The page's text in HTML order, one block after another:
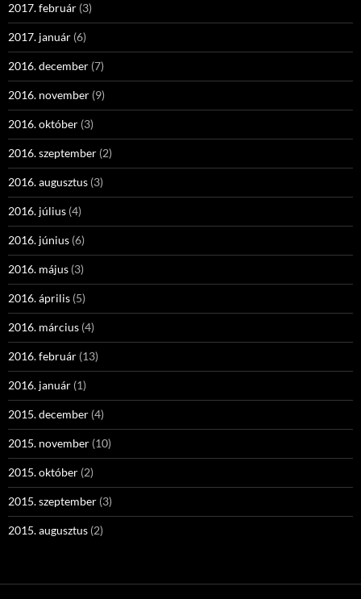
2017. február (3)
2017. január (6)
2016. december (7)
2016. november (9)
2016. október (3)
2016. szeptember (2)
2016. augusztus (3)
2016. július (4)
2016. június (6)
2016. május (3)
2016. április (5)
2016. március (4)
2016. február (13)
2016. január (1)
2015. december (4)
2015. november (10)
2015. október (2)
2015. szeptember (3)
2015. augusztus (2)